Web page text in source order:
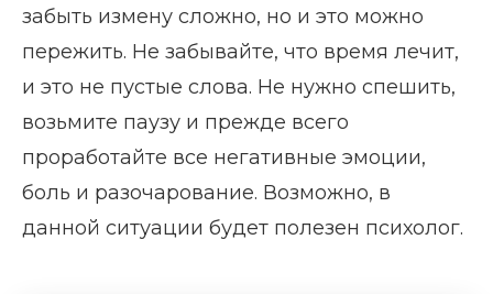
забыть измену сложно, но и это можно
пережить. Не забывайте, что время лечит,
и это не пустые слова. Не нужно спешить,
возьмите паузу и прежде всего
проработайте все негативные эмоции,
боль и разочарование. Возможно, в
данной ситуации будет полезен психолог.